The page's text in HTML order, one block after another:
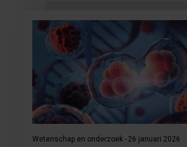
Wetenschap en onderzoek 26 januari 2026